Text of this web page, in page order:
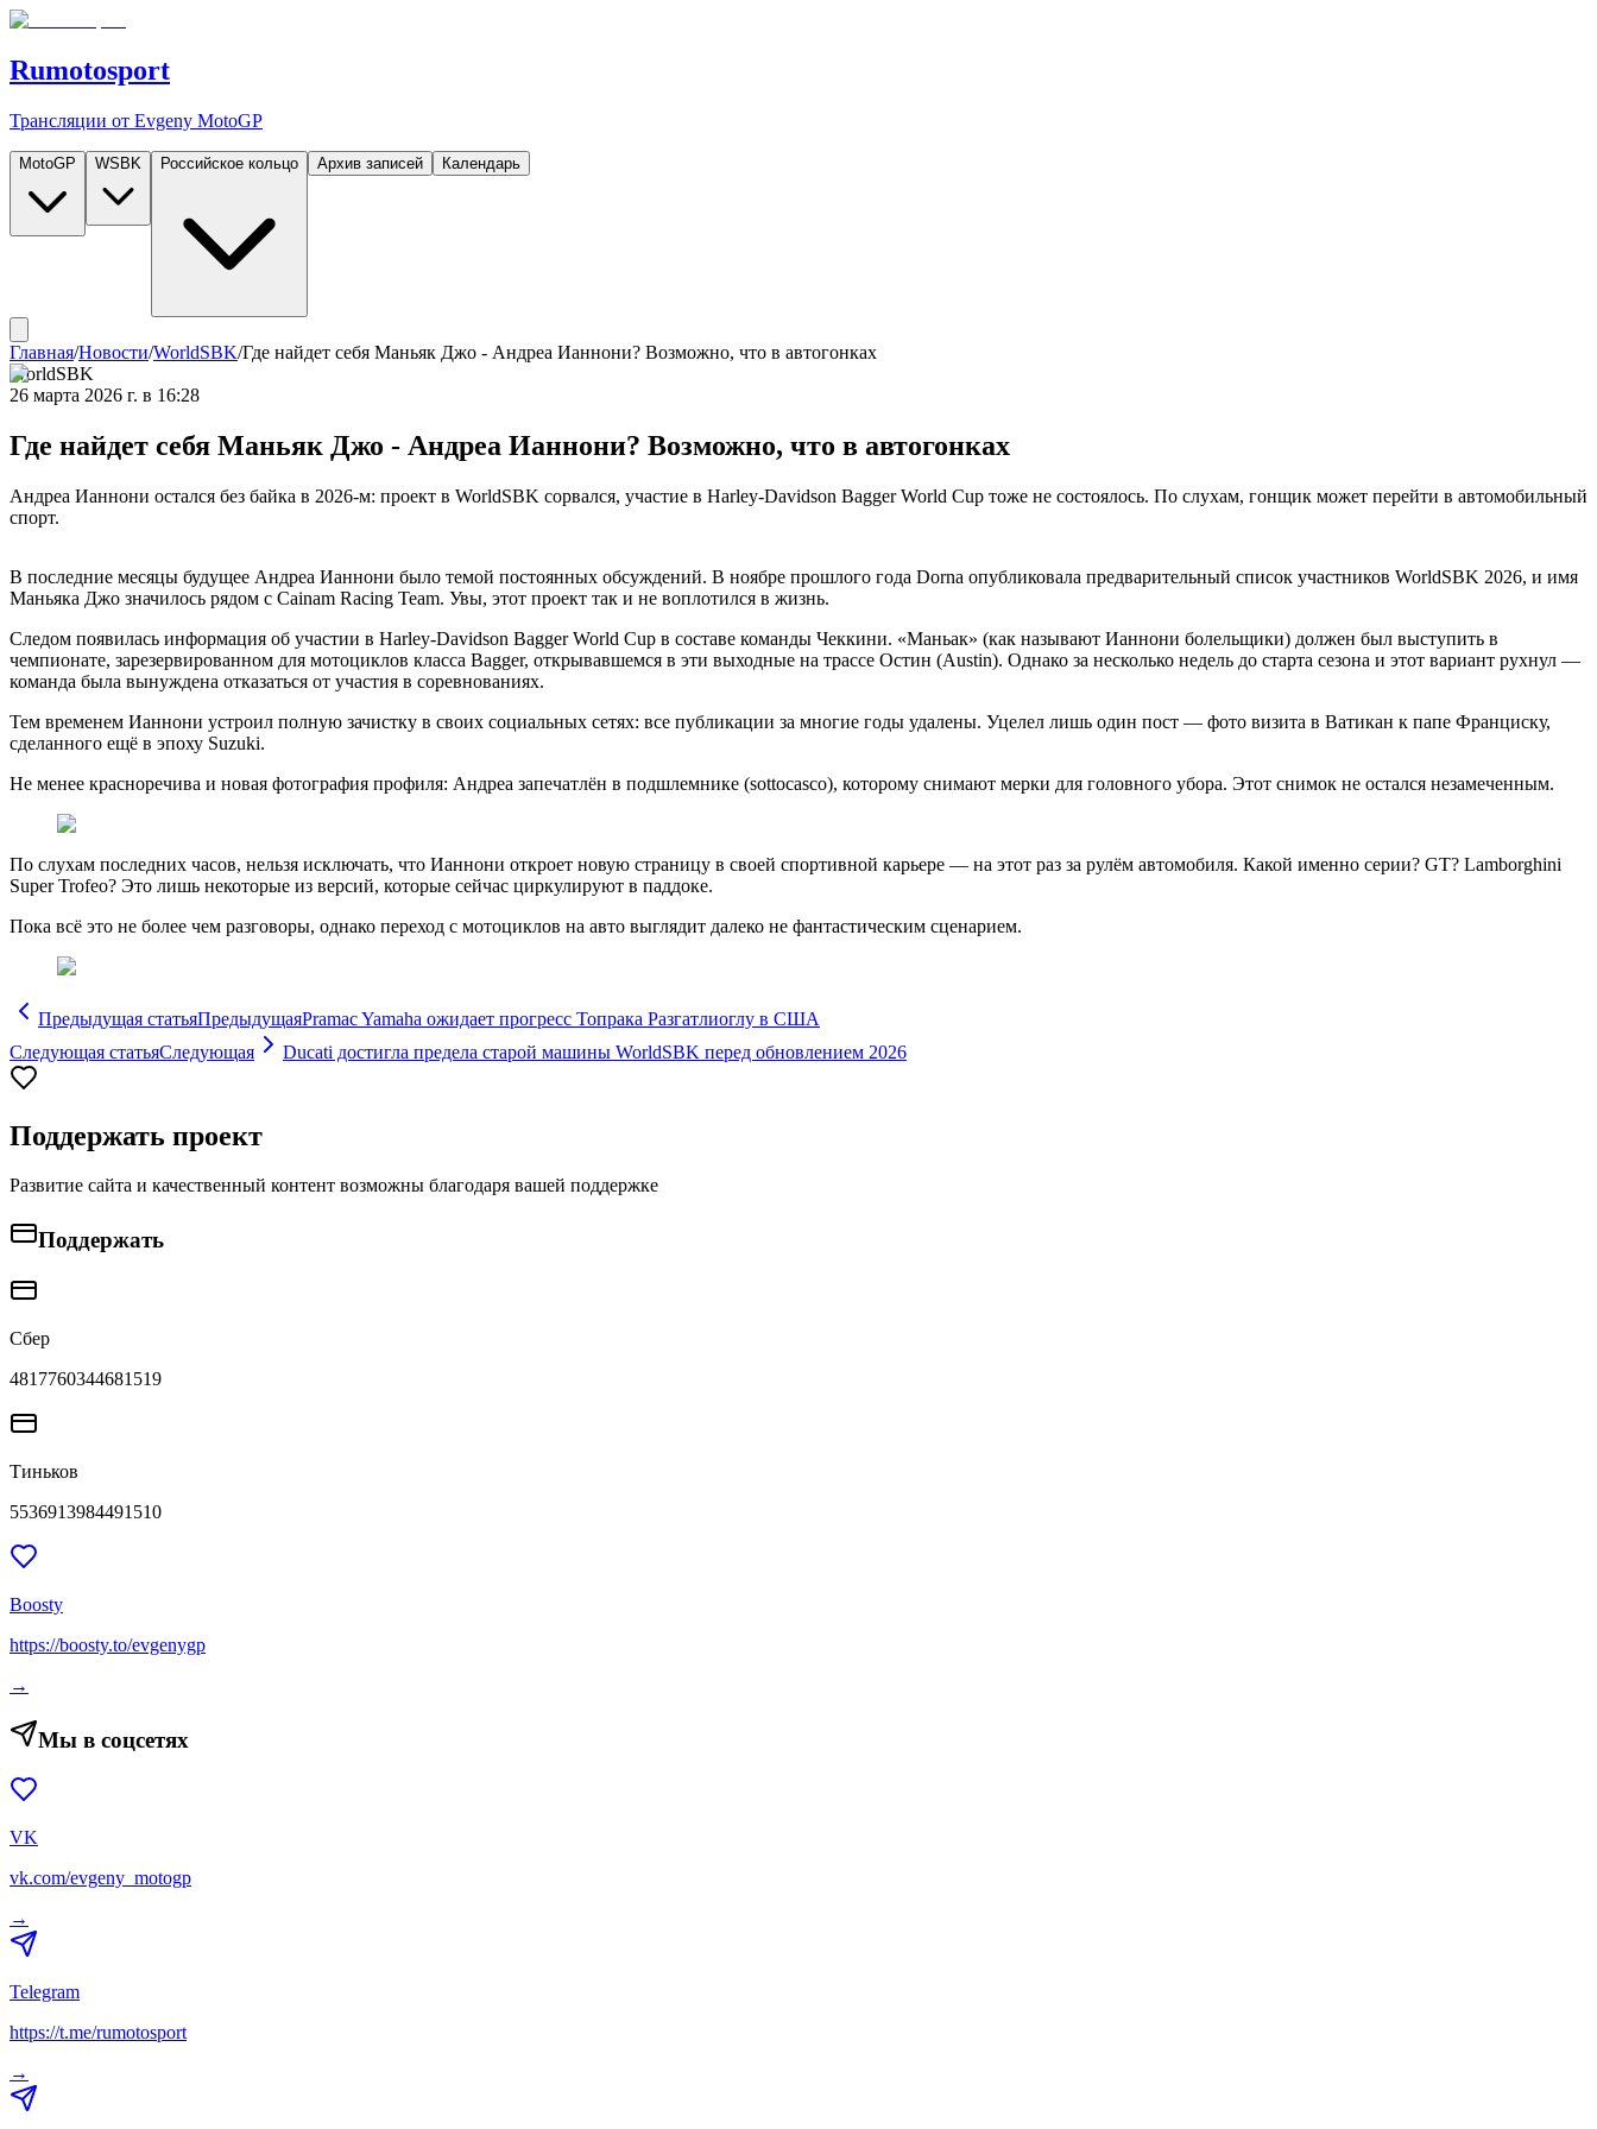
Rumotosport
Трансляции от Evgeny MotoGP
MotoGP WSBK Российское кольцо Архив записей Календарь
Главная/Новости/WorldSBK/Где найдет себя Маньяк Джо - Андреа Ианнони? Возможно, что в автогонках
WorldSBK
26 марта 2026 г. в 16:28
Где найдет себя Маньяк Джо - Андреа Ианнони? Возможно, что в автогонках
Андреа Ианнони остался без байка в 2026-м: проект в WorldSBK сорвался, участие в Harley-Davidson Bagger World Cup тоже не состоялось. По слухам, гонщик может перейти в автомобильный
спорт.
В последние месяцы будущее Андреа Ианнони было темой постоянных обсуждений. В ноябре прошлого года Dorna опубликовала предварительный список участников WorldSBK 2026, и имя
Маньяка Джо значилось рядом с Cainam Racing Team. Увы, этот проект так и не воплотился в жизнь.
Следом появилась информация об участии в Harley-Davidson Bagger World Cup в составе команды Чеккини. «Маньак» (как называют Ианнони болельщики) должен был выступить в
чемпионате, зарезервированном для мотоциклов класса Bagger, открывавшемся в эти выходные на трассе Остин (Austin). Однако за несколько недель до старта сезона и этот вариант рухнул —
команда была вынуждена отказаться от участия в соревнованиях.
Тем временем Ианнони устроил полную зачистку в своих социальных сетях: все публикации за многие годы удалены. Уцелел лишь один пост — фото визита в Ватикан к папе Франциску,
сделанного ещё в эпоху Suzuki.
Не менее красноречива и новая фотография профиля: Андреа запечатлён в подшлемнике (sottocasco), которому снимают мерки для головного убора. Этот снимок не остался незамеченным.
По слухам последних часов, нельзя исключать, что Ианнони откроет новую страницу в своей спортивной карьере — на этот раз за рулём автомобиля. Какой именно серии? GT? Lamborghini
Super Trofeo? Это лишь некоторые из версий, которые сейчас циркулируют в паддоке.
Пока всё это не более чем разговоры, однако переход с мотоциклов на авто выглядит далеко не фантастическим сценарием.
Предыдущая статьяПредыдущаяPramac Yamaha ожидает прогресс Топрака Разгатлиоглу в США
Следующая статьяСледующая Ducati достигла предела старой машины WorldSBK перед обновлением 2026
Поддержать проект
Развитие сайта и качественный контент возможны благодаря вашей поддержке
Поддержать
Сбер
4817760344681519
Тиньков
5536913984491510
Boosty
https://boosty.to/evgenygp
→
Мы в соцсетях
VK
vk.com/evgeny_motogp
→
Telegram
https://t.me/rumotosport
→